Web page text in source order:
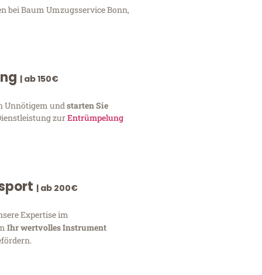
bei Baum Umzugsservice Bonn,
| ab 150€
Unnötigem und starten Sie
zurEntrümpelung
| ab 200€
Expertise im
Ihr wertvolles Instrument